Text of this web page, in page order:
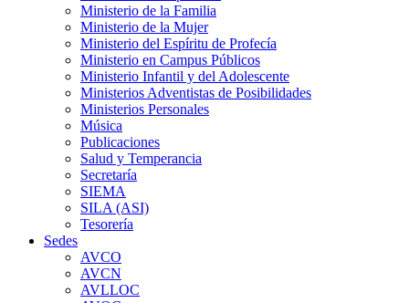
Ministerio de la Familia
Ministerio de la Mujer
Ministerio del Espíritu de Profecía
Ministerio en Campus Públicos
Ministerio Infantil y del Adolescente
Ministerios Adventistas de Posibilidades
Ministerios Personales
Música
Publicaciones
Salud y Temperancia
Secretaría
SIEMA
SILA (ASI)
Tesorería
Sedes
AVCO
AVCN
AVLLOC